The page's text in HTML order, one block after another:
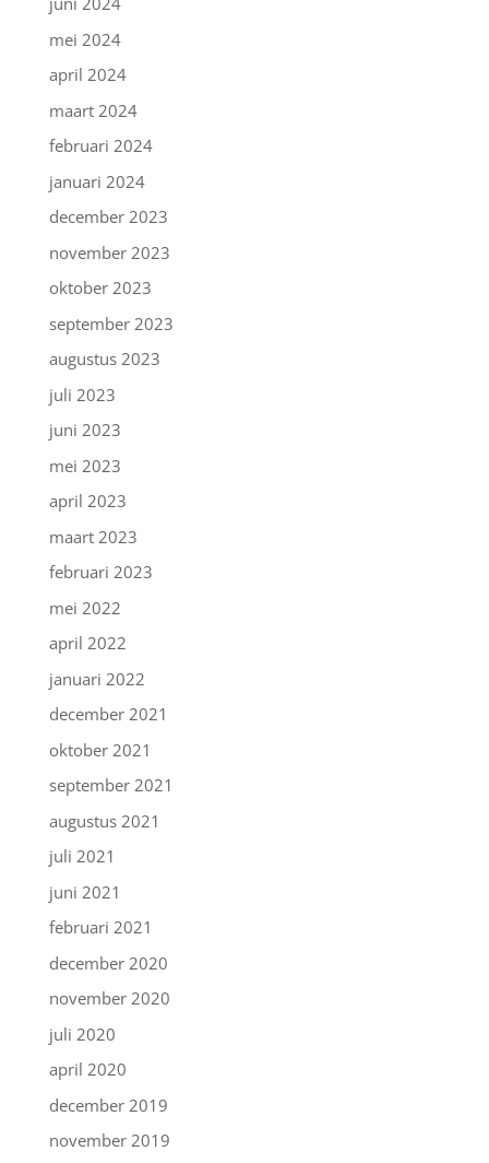
mei 2024
april 2024
maart 2024
februari 2024
januari 2024
december 2023
november 2023
oktober 2023
september 2023
augustus 2023
juli 2023
juni 2023
mei 2023
april 2023
maart 2023
februari 2023
mei 2022
april 2022
januari 2022
december 2021
oktober 2021
september 2021
augustus 2021
juli 2021
juni 2021
februari 2021
december 2020
november 2020
juli 2020
april 2020
december 2019
november 2019